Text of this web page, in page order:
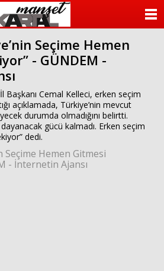
Seçime Hemen
- GÜNDEM -
Başkanı Cemal Kelleci, erken seçim
açıklamada, Türkiye’nin mevcut
durumda olmadığını belirtti.
gücü kalmadı. Erken seçim
dedi.
KATEGORİLER
ANKETLER
FOTO GALERİ
VİDEO GALERİ